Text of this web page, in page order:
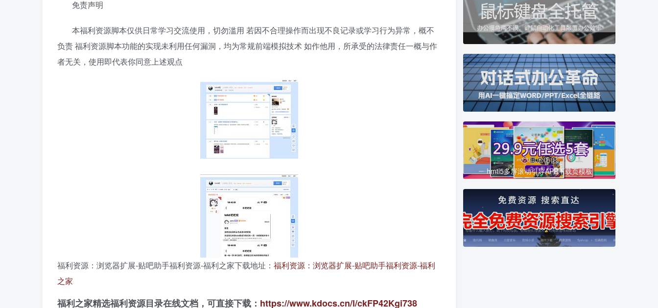
免责声明
本福利资源脚本仅供日常学习交流使用，切勿滥用 若因不合理操作而出现不良记录或学习行为异常，概不
负责 福利资源脚本功能的实现未利用任何漏洞，均为常规前端模拟技术 如作他用，所承受的法律责任一概与作
者无关，使用即代表你同意上述观点
福利资源：浏览器扩展-贴吧助手福利资源-福利之家下载地址： 福利资源：浏览器扩展-贴吧助手福利资源-福利
之家
福利之家精选福利资源目录在线文档，可直接下载： https://www.kdocs.cn/l/ckFP42Kgi738
hmtl5多屏滚动引导APP下载页模板
高清壁纸图片 统一访问密码：fulihome